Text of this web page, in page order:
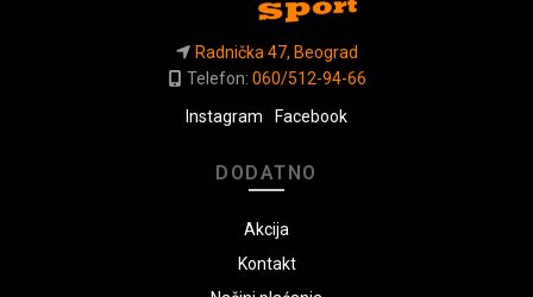
Radnička 47, Beograd
Telefon: 060/512-94-66
Instagram
Facebook
DODATNO
Akcija
Kontakt